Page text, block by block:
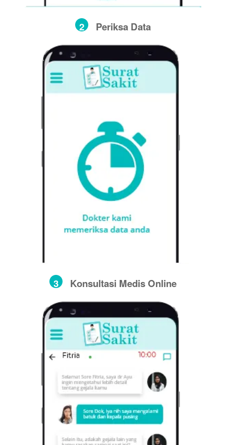
2 Periksa Data
3 Konsultasi Medis Online